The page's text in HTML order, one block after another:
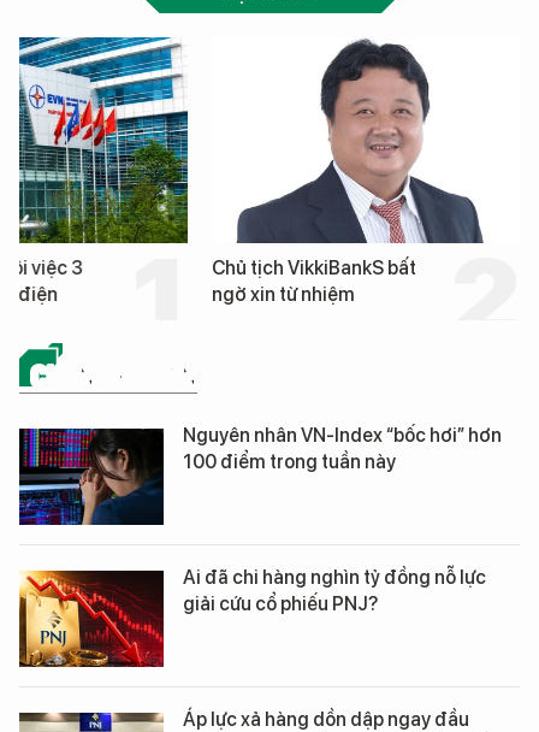
việc 3
điện
Chủ tịch VikkiBankS bất
ngờ xin từ nhiệm
CHỨNG KHOÁN
Nguyên nhân VN-Index “bốc hơi” hơn
100 điểm trong tuần này
Ai đã chi hàng nghìn tỷ đồng nỗ lực
giải cứu cổ phiếu PNJ?
Áp lực xả hàng dồn dập ngay đầu